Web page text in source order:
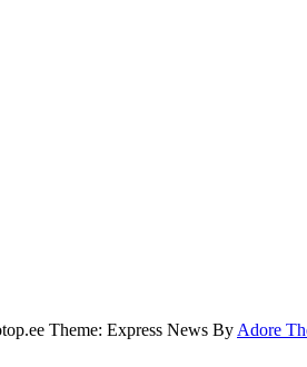
Theme: Express News By Adore